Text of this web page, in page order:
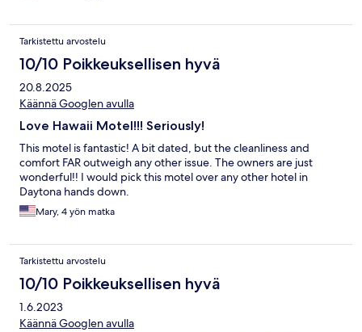
Tarkistettu arvostelu
10/10 Poikkeuksellisen hyvä
20.8.2025
Käännä Googlen avulla
Love Hawaii Motel!!! Seriously!
This motel is fantastic! A bit dated, but the cleanliness and
comfort FAR outweigh any other issue. The owners are just
wonderful!! I would pick this motel over any other hotel in
Daytona hands down.
Mary, 4 yön matka
Tarkistettu arvostelu
10/10 Poikkeuksellisen hyvä
1.6.2023
Käännä Googlen avulla